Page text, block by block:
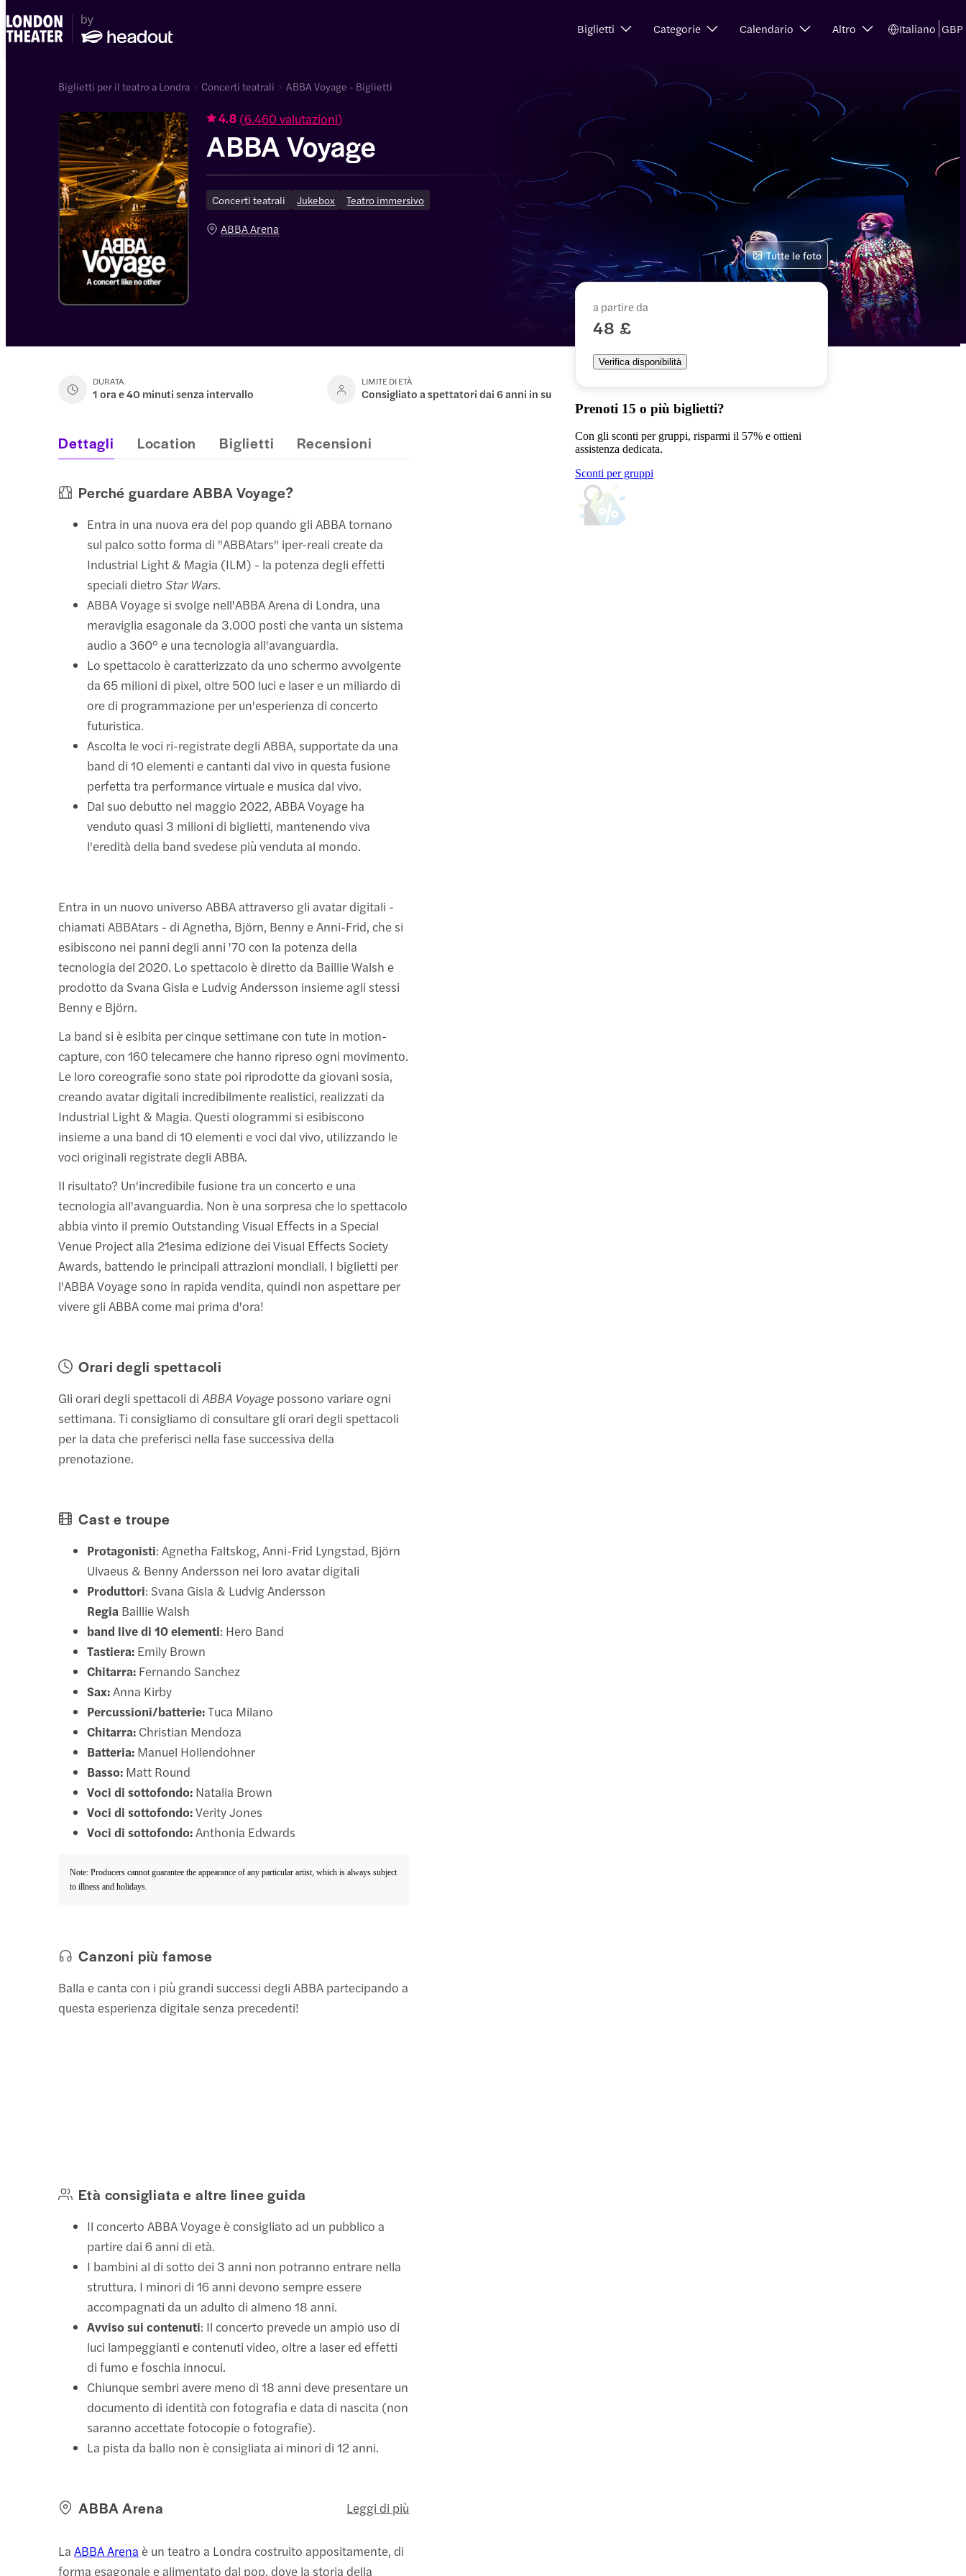
Biglietti Categorie Calendario Altro Italiano GBP
Biglietti per il teatro a Londra Concerti teatrali ABBA Voyage - Biglietti
4.8 (6.460 valutazioni)
ABBA Voyage
Concerti teatrali Jukebox Teatro immersivo
ABBA Arena
Tutte le foto
DURATA
1 ora e 40 minuti senza intervallo
LIMITE DI ETÀ
Consigliato a spettatori dai 6 anni in su
a partire da
48 £
Verifica disponibilità
Prenoti 15 o più biglietti?
Con gli sconti per gruppi, risparmi il 57% e ottieni
assistenza dedicata.
Sconti per gruppi
Dettagli Location Biglietti Recensioni
Perché guardare ABBA Voyage?
Entra in una nuova era del pop quando gli ABBA tornano
sul palco sotto forma di "ABBAtars" iper-reali create da
Industrial Light & Magia (ILM) - la potenza degli effetti
speciali dietro Star Wars.
ABBA Voyage si svolge nell'ABBA Arena di Londra, una
meraviglia esagonale da 3.000 posti che vanta un sistema
audio a 360° e una tecnologia all'avanguardia.
Lo spettacolo è caratterizzato da uno schermo avvolgente
da 65 milioni di pixel, oltre 500 luci e laser e un miliardo di
ore di programmazione per un'esperienza di concerto
futuristica.
Ascolta le voci ri-registrate degli ABBA, supportate da una
band di 10 elementi e cantanti dal vivo in questa fusione
perfetta tra performance virtuale e musica dal vivo.
Dal suo debutto nel maggio 2022, ABBA Voyage ha
venduto quasi 3 milioni di biglietti, mantenendo viva
l'eredità della band svedese più venduta al mondo.
Entra in un nuovo universo ABBA attraverso gli avatar digitali -
chiamati ABBAtars - di Agnetha, Björn, Benny e Anni-Frid, che si
esibiscono nei panni degli anni '70 con la potenza della
tecnologia del 2020. Lo spettacolo è diretto da Baillie Walsh e
prodotto da Svana Gisla e Ludvig Andersson insieme agli stessi
Benny e Björn.
La band si è esibita per cinque settimane con tute in motion-
capture, con 160 telecamere che hanno ripreso ogni movimento.
Le loro coreografie sono state poi riprodotte da giovani sosia,
creando avatar digitali incredibilmente realistici, realizzati da
Industrial Light & Magia. Questi ologrammi si esibiscono
insieme a una band di 10 elementi e voci dal vivo, utilizzando le
voci originali registrate degli ABBA.
Il risultato? Un'incredibile fusione tra un concerto e una
tecnologia all'avanguardia. Non è una sorpresa che lo spettacolo
abbia vinto il premio Outstanding Visual Effects in a Special
Venue Project alla 21esima edizione dei Visual Effects Society
Awards, battendo le principali attrazioni mondiali. I biglietti per
l'ABBA Voyage sono in rapida vendita, quindi non aspettare per
vivere gli ABBA come mai prima d'ora!
Orari degli spettacoli
Gli orari degli spettacoli diABBA Voyage possono variare ogni
settimana. Ti consigliamo di consultare gli orari degli spettacoli
per la data che preferisci nella fase successiva della
prenotazione.
Cast e troupe
Protagonisti: Agnetha Faltskog, Anni-Frid Lyngstad, Björn
Ulvaeus & Benny Andersson nei loro avatar digitali
Produttori: Svana Gisla & Ludvig Andersson
Regia Baillie Walsh
band live di 10 elementi: Hero Band
Tastiera: Emily Brown
Chitarra: Fernando Sanchez
Sax:Anna Kirby
Percussioni/batterie:Tuca Milano
Chitarra: Christian Mendoza
Batteria: Manuel Hollendohner
Basso: Matt Round
Voci di sottofondo: Natalia Brown
Voci di sottofondo:Verity Jones
Voci di sottofondo:Anthonia Edwards
Note: Producers cannot guarantee the appearance of any particular artist, which is always subject
to illness and holidays.
Canzoni più famose
Balla e canta con i più grandi successi degli ABBA partecipando a
questa esperienza digitale senza precedenti!
Età consigliata e altre linee guida
Il concerto ABBA Voyage è consigliato ad un pubblico a
partire dai 6 anni di età.
I bambini al di sotto dei 3 anni non potranno entrare nella
struttura. I minori di 16 anni devono sempre essere
accompagnati da un adulto di almeno 18 anni.
Avviso sui contenuti: Il concerto prevede un ampio uso di
luci lampeggianti e contenuti video, oltre a laser ed effetti
di fumo e foschia innocui.
Chiunque sembri avere meno di 18 anni deve presentare un
documento di identità con fotografia e data di nascita (non
saranno accettate fotocopie o fotografie).
La pista da ballo non è consigliata ai minori di 12 anni.
ABBA Arena Leggi di più
LaABBA Arena è un teatro a Londra costruito appositamente, di
forma esagonale e alimentato dal pop, dove la storia della